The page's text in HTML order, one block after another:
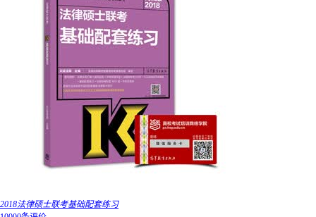
2018法律硕士联考基础配套练习